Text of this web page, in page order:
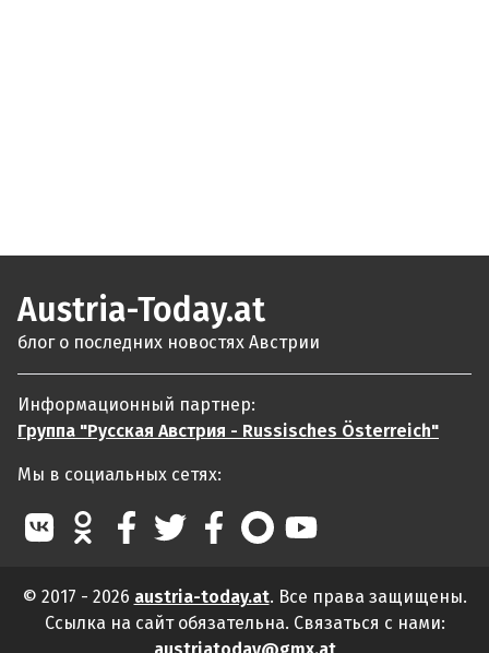
Austria-Today.at
блог о последних новостях Австрии
Информационный партнер:
Группа "Русская Австрия - Russisches Österreich"
Мы в социальных сетях:
© 2017 - 2026 austria-today.at. Все права защищены.
Ссылка на сайт обязательна. Связаться с нами: